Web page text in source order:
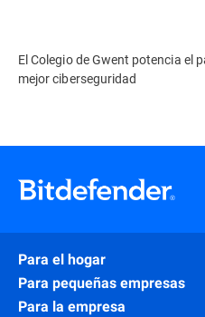
El Colegio de Gwent potencia el
mejor ciberseguridad
Para el hogar
Para pequeñas empresas
Para la empresa